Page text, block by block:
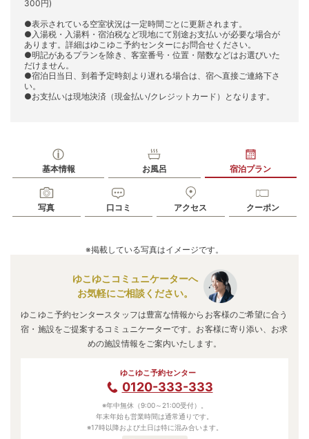
300円)
●表示されている空室状況は一定時間ごとに更新されます。
●入湯税・入湯料・宿泊税など現地にて別途お支払いが必要な場合が
あります。詳細はゆこゆこ予約センターにお問合せください。
●明記があるプランを除き、客室番号・位置・階数などはお選びいた
だけません。
●宿泊日当日、到着予定時刻より遅れる場合は、宿へ直接ご連絡下さ
い。
●お支払いは現地決済（現金払い/クレジットカード）となります。
基本情報 お風呂 宿泊プラン
写真 口コミ アクセス クーポン
※掲載している写真はイメージです。
ゆこゆこコミュニケーターへ
お気軽にご相談ください。
ゆこゆこ予約センタースタッフは豊富な情報からお客様のご希望に合う
宿・施設をご提案するコミュニケーターです。お客様に寄り添い、お求
めの施設情報をご案内いたします。
ゆこゆこ予約センター
0120-333-333
※年中無休（9:00～21:00受付）。
年末年始も営業時間は通常通りです。
※17時以降および土日は特に混み合います。